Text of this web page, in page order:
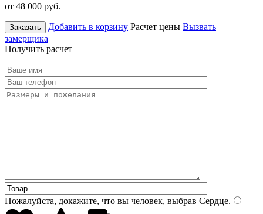
от 48 000 руб.
Заказать Добавить в корзину Расчет цены Вызвать
замерщика
Получить расчет
Пожалуйста, докажите, что вы человек, выбрав Сердце.